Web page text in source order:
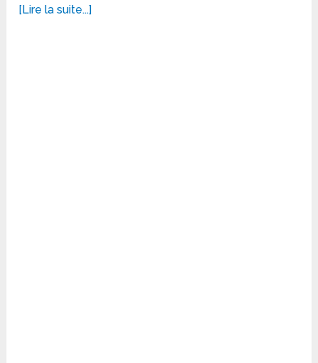
[Lire la suite...]